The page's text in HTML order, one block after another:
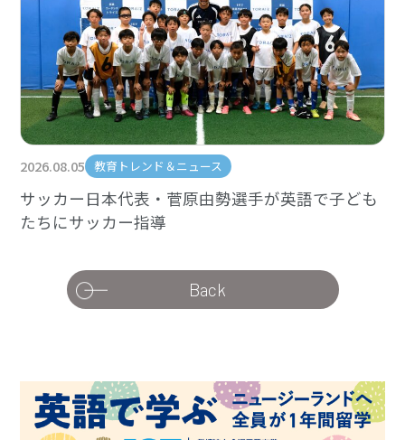
2026.08.05 教育トレンド＆ニュース
サッカー日本代表・菅原由勢選手が英語で子ども
たちにサッカー指導
Back